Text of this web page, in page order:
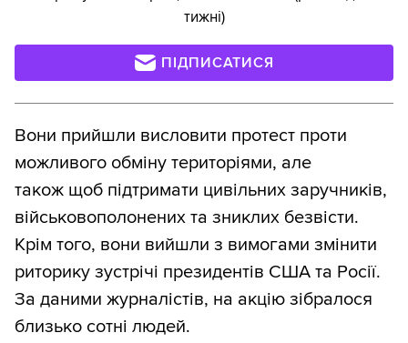
тижні)
ПІДПИСАТИСЯ
Вони прийшли висловити протест проти
можливого обміну територіями, але
також щоб підтримати цивільних заручників,
військовополонених та зниклих безвісти.
Крім того, вони вийшли з вимогами змінити
риторику зустрічі президентів США та Росії.
За даними журналістів, на акцію зібралося
близько сотні людей.